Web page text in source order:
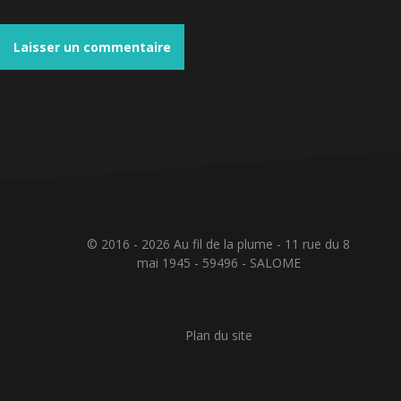
© 2016 - 2026 Au fil de la plume - 11 rue du 8
mai 1945 - 59496 - SALOME
Plan du site